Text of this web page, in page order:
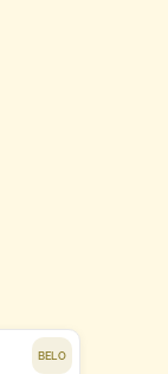
BELO